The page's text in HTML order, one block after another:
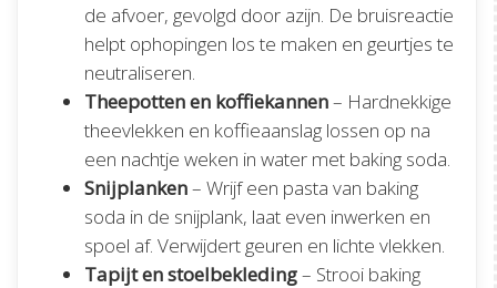
de afvoer, gevolgd door azijn. De bruisreactie
helpt ophopingen los te maken en geurtjes te
neutraliseren.
Theepotten en koffiekannen– Hardnekkige
theevlekken en koffieaanslag lossen op na
een nachtje weken in water met baking soda.
Snijplanken– Wrijf een pasta van baking
soda in de snijplank, laat even inwerken en
spoel af. Verwijdert geuren en lichte vlekken.
Tapijt en stoelbekleding– Strooi baking